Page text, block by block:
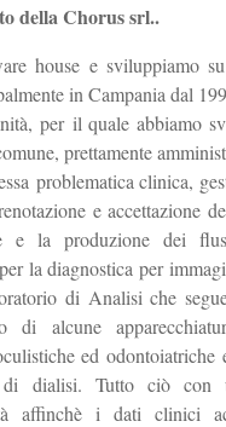
della Chorus srl..
house e sviluppiamo
in Campania dal
per il quale abbiamo
prettamente
problematica clinica,
e accettazione
e la produzione dei
la diagnostica per
di Analisi che
di alcune
ed
dialisi. Tutto ciò con
affinchè i dati clinici